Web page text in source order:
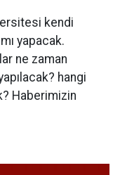
kendi
yapacak.
ne zaman
hangi
Haberimizin